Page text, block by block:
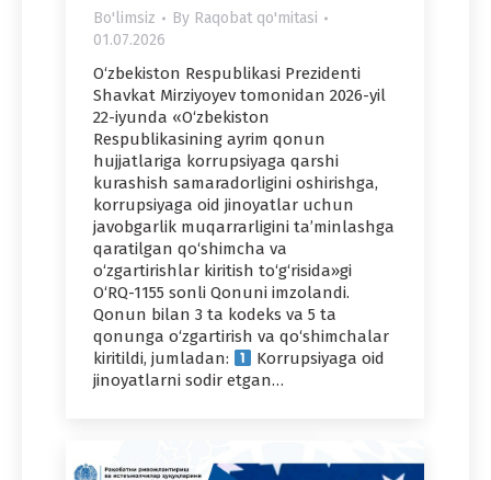
Bo'limsiz By Raqobat qo'mitasi
01.07.2026
O‘zbekiston Respublikasi Prezidenti
Shavkat Mirziyoyev tomonidan 2026-yil
22-iyunda «O‘zbekiston
Respublikasining ayrim qonun
hujjatlariga korrupsiyaga qarshi
kurashish samaradorligini oshirishga,
korrupsiyaga oid jinoyatlar uchun
javobgarlik muqarrarligini ta’minlashga
qaratilgan qo‘shimcha va
o‘zgartirishlar kiritish to‘g‘risida»gi
O‘RQ-1155 sonli Qonuni imzolandi.
Qonun bilan 3 ta kodeks va 5 ta
qonunga o‘zgartirish va qo‘shimchalar
kiritildi, jumladan:
Korrupsiyaga oid
jinoyatlarni sodir etgan…